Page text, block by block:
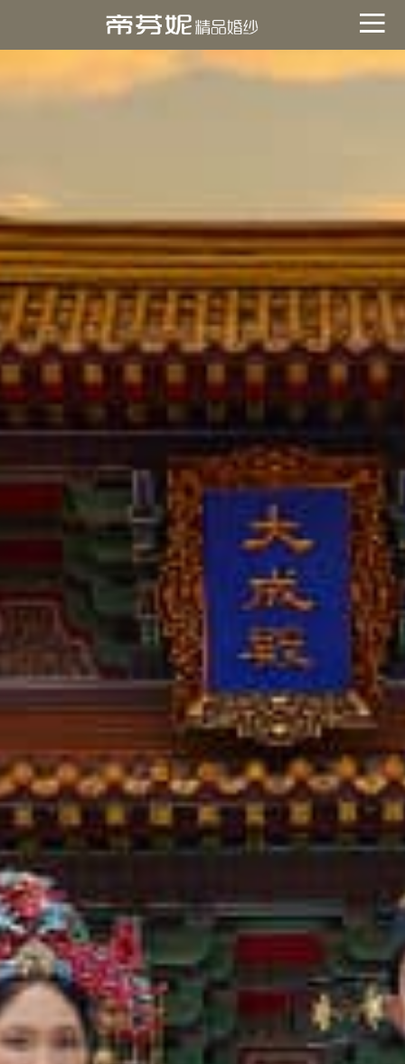
關於帝芬妮ABOUT
海外
撥打CONTACT
諮詢 CONSULTATION
地址 ADDRESS